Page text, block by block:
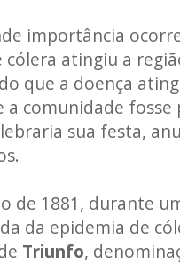
importância
atingiu a
que a doença
a comunidade
sua festa,
de 1881, durante
da epidemia de
Triunfo,